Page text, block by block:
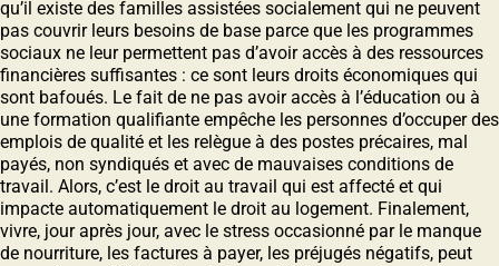
qu’il existe des familles assistées socialement qui ne peuvent
pas couvrir leurs besoins de base parce que les programmes
sociaux ne leur permettent pas d’avoir accès à des ressources
financières suffisantes : ce sont leurs droits économiques qui
sont bafoués. Le fait de ne pas avoir accès à l’éducation ou à
une formation qualifiante empêche les personnes d’occuper des
emplois de qualité et les relègue à des postes précaires, mal
payés, non syndiqués et avec de mauvaises conditions de
travail. Alors, c’est le droit au travail qui est affecté et qui
impacte automatiquement le droit au logement. Finalement,
vivre, jour après jour, avec le stress occasionné par le manque
de nourriture, les factures à payer, les préjugés négatifs, peut